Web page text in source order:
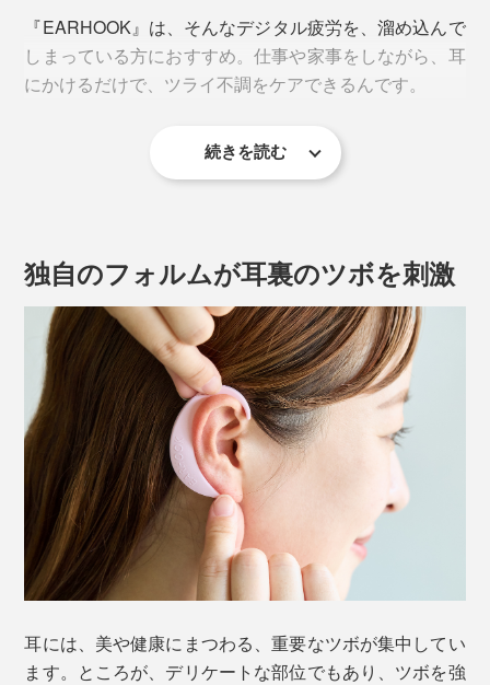
『EARHOOK』は、そんなデジタル疲労を、溜め込んで
しまっている方におすすめ。仕事や家事をしながら、耳
にかけるだけで、ツライ不調をケアできるんです。
装着していると、いつの間にか、肩こりや目の疲れを忘
れている！ 片耳たったの5g（Mサイズ）なので、つけて
いることさえ忘れている！
続きを読む
独自のフォルムが耳裏のツボを刺激
耳には、美や健康にまつわる、重要なツボが集中してい
ます。ところが、デリケートな部位でもあり、ツボを強